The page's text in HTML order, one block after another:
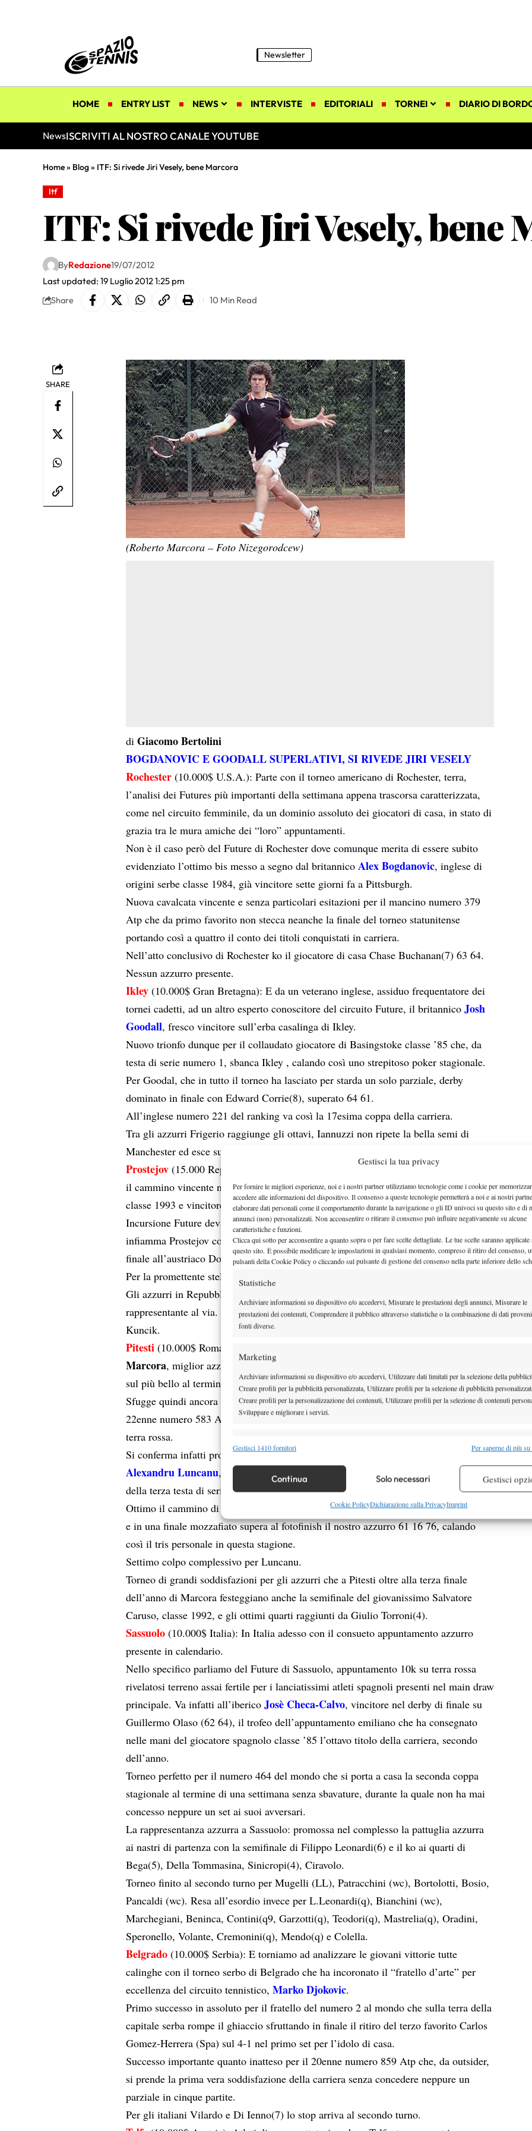
Gestisci la tua privacy
Per fornire le migliori esperienze, noi e i nostri partner utilizziamo tecnologie come i cookie per
accedere alle informazioni del dispositivo. Il consenso a queste tecnologie permetterà a noi e ai nostri
elaborare dati personali come il comportamento durante la navigazione o gli ID univoci su questo sito e di
annunci (non) personalizzati. Non acconsentire o ritirare il consenso può influire negativamente su alcune
caratteristiche e funzioni.
Clicca qui sotto per acconsentire a quanto sopra o per fare scelte dettagliate. Le tue scelte saranno applicate
questo sito. È possibile modificare le impostazioni in qualsiasi momento, compreso il ritiro del consenso,
pulsanti della Cookie Policy o cliccando sul pulsante di gestione del consenso nella parte inferiore dello
Statistiche
Archiviare informazioni su dispositivo e/o accedervi, Misurare le prestazioni degli annunci, Misurare le
prestazioni dei contenuti, Comprendere il pubblico attraverso statistiche o la combinazione di dati
fonti diverse.
Marketing
Archiviare informazioni su dispositivo e/o accedervi, Utilizzare dati limitati per la selezione della
Creare profili per la pubblicità personalizzata, Utilizzare profili per la selezione di pubblicità
Creare profili per la personalizzazione dei contenuti, Utilizzare profili per la selezione di contenuti
Sviluppare e migliorare i servizi.
Funzionalità
Identificare i dispositivi in base alle informazioni trasmesse automaticamente.
Garantire la sicurezza, prevenire e rilevare frodi, correggere errori,
Erogare e presentare pubblicità e contenuto, Salvare e comunicare le
scelte sulla privacy.
Gestisci 1410 fornitori Per saperne di più
Continua Solo necessari Gestisci
Cookie PolicyDichiarazione sulla PrivacyImprint
Newsletter
HOME ENTRY LIST NEWS INTERVISTE EDITORIALI TORNEI DIARIO DI
NewsISCRIVITI AL NOSTRO CANALE YOUTUBE
Home» Blog» ITF: Si rivede Jiri Vesely, bene Marcora
Itf
ITF: Si rivede Jiri Vesely, bene
Last updated: 19 Luglio 2012 1:25 pm
ByRedazione19/07/2012
Share 10 Min Read
SHARE
(Roberto Marcora – Foto Nizegorodcew)
diGiacomo Bertolini
BOGDANOVIC E GOODALL SUPERLATIVI, SI RIVEDE JIRI VESELY
Rochester (10.000$ U.S.A.): Parte con il torneo americano di Rochester, terra,
l’analisi dei Futures più importanti della settimana appena trascorsa caratterizzata,
come nel circuito femminile, da un dominio assoluto dei giocatori di casa, in stato di
grazia tra le mura amiche dei “loro” appuntamenti.
Non è il caso però del Future di Rochester dove comunque merita di essere subito
evidenziato l’ottimo bis messo a segno dal britannico Alex Bogdanovic, inglese di
origini serbe classe 1984, già vincitore sette giorni fa a Pittsburgh.
Nuova cavalcata vincente e senza particolari esitazioni per il mancino numero 379
Atp che da primo favorito non stecca neanche la finale del torneo statunitense
portando così a quattro il conto dei titoli conquistati in carriera.
Nell’atto conclusivo di Rochester ko il giocatore di casa Chase Buchanan(7) 63 64.
Nessun azzurro presente.
Ikley (10.000$ Gran Bretagna): E da un veterano inglese, assiduo frequentatore dei
tornei cadetti, ad un altro esperto conoscitore del circuito Future, il britannicoJosh
Goodall, fresco vincitore sull’erba casalinga di Ikley.
Nuovo trionfo dunque per il collaudato giocatore di Basingstoke classe ’85 che, da
testa di serie numero 1, sbanca Ikley , calando così uno strepitoso poker stagionale.
Per Goodal, che in tutto il torneo ha lasciato per starda un solo parziale, derby
dominato in finale con Edward Corrie(8), superato 64 61.
All’inglese numero 221 del ranking va così la 17esima coppa della carriera.
Tra gli azzurri Frigerio raggiunge gli ottavi, Iannuzzi non ripete la bella semi di
Manchester ed esce subito.
Prostejov (15.000 Rep. Ceca): Riparte dal torneo casalingo di Prostejov, terra rossa,
il cammino vincente nel mondo Future del talento cecoJiri Vesely, giovane speranza
classe 1993 e vincitore del “torneo zero” di Shenzen ad inizio gennaio.
Incursione Future devastante per l’attuale numero 528 Atp che da ottavo favorito
infiamma Prostejov con un eloquente percorso netto culminato con il doppio 64 in
finale all’austriaco Dominic Thiem(6).
Per la promettente stella ceca si tratta del terzo sigillo in carriera.
Gli azzurri in Repubblica Ceca: delude Riccardo Bellotti(1), unico nostro
rappresentante al via. Per l’italiano corsa finita al secondo turno con la wild card
Kuncik.
Pitesti (10.000$ Romania): Ancora una beffa in finale per il nostro
Marcora, miglior azzurro al momento nel circuito Future, superato ancora una volta
sul più bello al termine di un torneo estremamente positivo.
Sfugge quindi ancora una volta la conquista del primo acuto della carriera per il
22enne numero 583 Atp, piegato nell’atto conclusivo del torneo rumeno di Pitesti,
terra rossa.
Si conferma infatti profeta in patria in una sfida targata classe 1989
Alexandru Luncanu, giocatore rumeno numero 429 del mondo, accreditato qui
della terza testa di serie.
Ottimo il cammino di Luncanu che dopo un inizio tentennante non conosce più soste
e in una finale mozzafiato supera al fotofinish il nostro azzurro 61 16 76, calando
così il tris personale in questa stagione.
Settimo colpo complessivo per Luncanu.
Torneo di grandi soddisfazioni per gli azzurri che a Pitesti oltre alla terza finale
dell’anno di Marcora festeggiano anche la semifinale del giovanissimo Salvatore
Caruso, classe 1992, e gli ottimi quarti raggiunti da Giulio Torroni(4).
Sassuolo (10.000$ Italia): In Italia adesso con il consueto appuntamento azzurro
presente in calendario.
Nello specifico parliamo del Future di Sassuolo, appuntamento 10k su terra rossa
rivelatosi terreno assai fertile per i lanciatissimi atleti spagnoli presenti nel main draw
principale. Va infatti all’ibericoJosè Checa-Calvo, vincitore nel derby di finale su
Guillermo Olaso (62 64), il trofeo dell’appuntamento emiliano che ha consegnato
nelle mani del giocatore spagnolo classe ’85 l’ottavo titolo della carriera, secondo
dell’anno.
Torneo perfetto per il numero 464 del mondo che si porta a casa la seconda coppa
stagionale al termine di una settimana senza sbavature, durante la quale non ha mai
concesso neppure un set ai suoi avversari.
La rappresentanza azzurra a Sassuolo: promossa nel complesso la pattuglia azzurra
ai nastri di partenza con la semifinale di Filippo Leonardi(6) e il ko ai quarti di
Bega(5), Della Tommasina, Sinicropi(4), Ciravolo.
Torneo finito al secondo turno per Mugelli (LL), Patracchini (wc), Bortolotti, Bosio,
Pancaldi (wc). Resa all’esordio invece per L.Leonardi(q), Bianchini (wc),
Marchegiani, Beninca, Contini(q9, Garzotti(q), Teodori(q), Mastrelia(q), Oradini,
Speronello, Volante, Cremonini(q), Mendo(q) e Colella.
Belgrado (10.000$ Serbia): E torniamo ad analizzare le giovani vittorie tutte
calinghe con il torneo serbo di Belgrado che ha incoronato il “fratello d’arte” per
eccellenza del circuito tennistico,Marko Djokovic.
Primo successo in assoluto per il fratello del numero 2 al mondo che sulla terra della
capitale serba rompe il ghiaccio sfruttando in finale il ritiro del terzo favorito Carlos
Gomez-Herrera (Spa) sul 4-1 nel primo set per l’idolo di casa.
Successo importante quanto inatteso per il 20enne numero 859 Atp che, da outsider,
si prende la prima vera soddisfazione della carriera senza concedere neppure un
parziale in cinque partite.
Per gli italiani Vilardo e Di Ienno(7) lo stop arriva al secondo turno.